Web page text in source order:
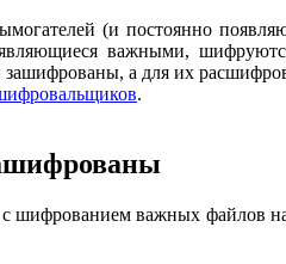
(и постоянно
важными,
а для их
.
с шифрованием важных